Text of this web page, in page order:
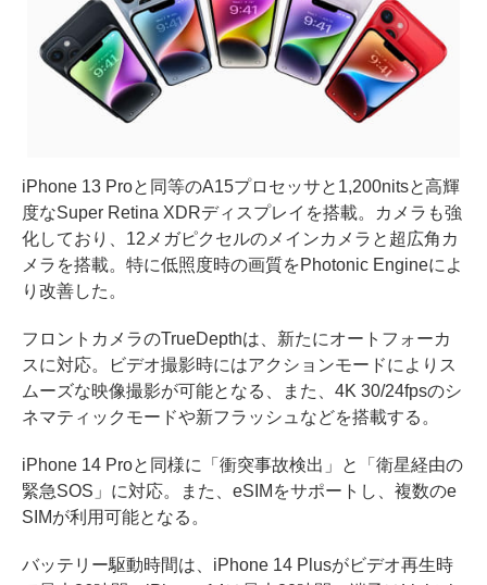
iPhone 13 Proと同等のA15プロセッサと1,200nitsと高輝
度なSuper Retina XDRディスプレイを搭載。カメラも強
化しており、12メガピクセルのメインカメラと超広角カ
メラを搭載。特に低照度時の画質をPhotonic Engineによ
り改善した。
フロントカメラのTrueDepthは、新たにオートフォーカ
スに対応。ビデオ撮影時にはアクションモードによりス
ムーズな映像撮影が可能となる、また、4K 30/24fpsのシ
ネマティックモードや新フラッシュなどを搭載する。
iPhone 14 Proと同様に「衝突事故検出」と「衛星経由の
緊急SOS」に対応。また、eSIMをサポートし、複数のe
SIMが利用可能となる。
バッテリー駆動時間は、iPhone 14 Plusがビデオ再生時